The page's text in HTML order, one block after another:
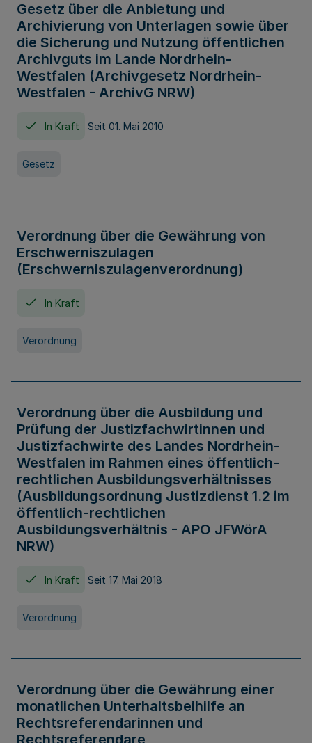
Gesetz über die Anbietung und
Archivierung von Unterlagen sowie über
die Sicherung und Nutzung öffentlichen
Archivguts im Lande Nordrhein-
Westfalen (Archivgesetz Nordrhein-
Westfalen - ArchivG NRW)
In Kraft Seit 01. Mai 2010
Gesetz
Verordnung über die Gewährung von
Erschwerniszulagen
(Erschwerniszulagenverordnung)
In Kraft
Verordnung
Verordnung über die Ausbildung und
Prüfung der Justizfachwirtinnen und
Justizfachwirte des Landes Nordrhein-
Westfalen im Rahmen eines öffentlich-
rechtlichen Ausbildungsverhältnisses
(Ausbildungsordnung Justizdienst 1.2 im
öffentlich-rechtlichen
Ausbildungsverhältnis - APO JFWörA
NRW)
In Kraft Seit 17. Mai 2018
Verordnung
Verordnung über die Gewährung einer
monatlichen Unterhaltsbeihilfe an
Rechtsreferendarinnen und
Rechtsreferendare